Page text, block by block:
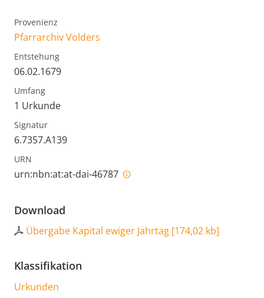
Provenienz
Pfarrarchiv Volders
Entstehung
06.02.1679
Umfang
1 Urkunde
Signatur
6.7357.A139
URN
urn:nbn:at:at-dai-46787
Download
Übergabe Kapital ewiger Jahrtag [174,02 kb]
Klassifikation
Urkunden